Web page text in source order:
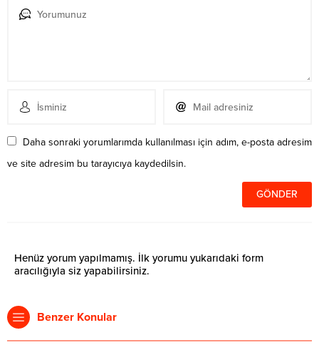
Daha sonraki yorumlarımda kullanılması için adım, e-posta adresim
ve site adresim bu tarayıcıya kaydedilsin.
Henüz yorum yapılmamış. İlk yorumu yukarıdaki form
aracılığıyla siz yapabilirsiniz.
Benzer Konular